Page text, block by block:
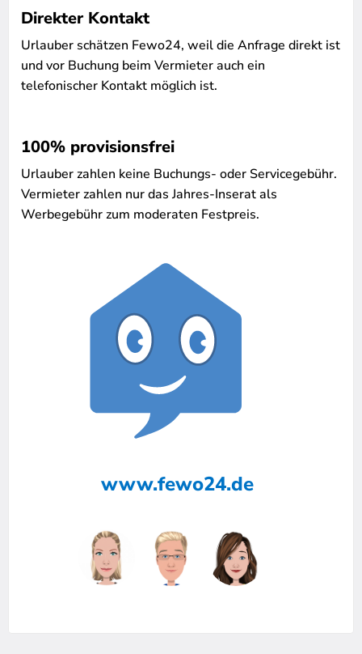
Direkter Kontakt
Urlauber schätzen Fewo24, weil die Anfrage direkt ist
und vor Buchung beim Vermieter auch ein
telefonischer Kontakt möglich ist.
100% provisionsfrei
Urlauber zahlen keine Buchungs- oder Servicegebühr.
Vermieter zahlen nur das Jahres-Inserat als
Werbegebühr zum moderaten Festpreis.
www.fewo24.de